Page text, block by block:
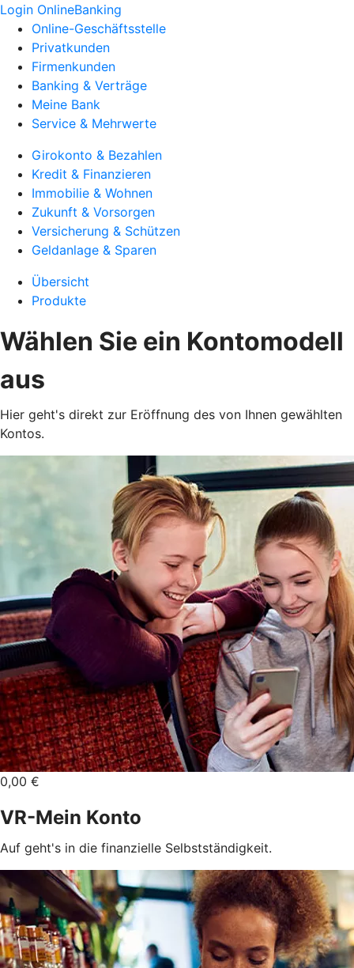
Login OnlineBanking
Online-Geschäftsstelle
Privatkunden
Firmenkunden
Banking & Verträge
Meine Bank
Service & Mehrwerte
Girokonto & Bezahlen
Kredit & Finanzieren
Immobilie & Wohnen
Zukunft & Vorsorgen
Versicherung & Schützen
Geldanlage & Sparen
Übersicht
Produkte
Wählen Sie ein Kontomodell
aus
Hier geht's direkt zur Eröffnung des von Ihnen gewählten
Kontos.
0,00 €
VR-Mein Konto
Auf geht's in die finanzielle Selbstständigkeit.